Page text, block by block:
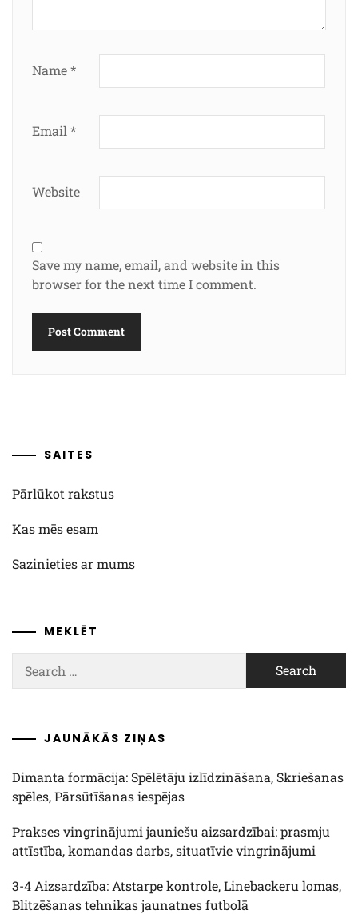
Name*
Email *
Website
Save my name, email, and website in this
browser for the next time I comment.
SAITES
Pārlūkot rakstus
Kas mēs esam
Sazinieties ar mums
MEKLĒT
for:
JAUNĀKĀS ZIŅAS
Dimanta formācija: Spēlētāju izlīdzināšana, Skriešanas
spēles, Pārsūtīšanas iespējas
Prakses vingrinājumi jauniešu aizsardzībai: prasmju
attīstība, komandas darbs, situatīvie vingrinājumi
3-4 Aizsardzība: Atstarpe kontrole, Linebackeru lomas,
Blitzēšanas tehnikas jaunatnes futbolā